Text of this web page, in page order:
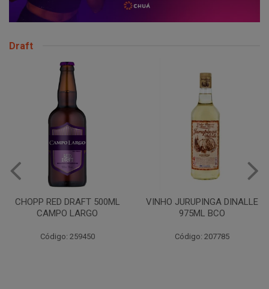
Draft
CHOPP RED DRAFT 500ML
CAMPO LARGO
Código: 259450
VINHO JURUPINGA DINALLE
975ML BCO
Código: 207785